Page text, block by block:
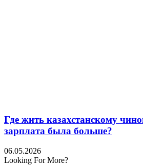
Где жить казахстанскому
зарплата была больше?
06.05.2026
Looking For More?